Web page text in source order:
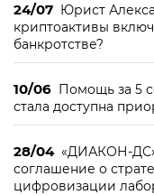
24/07 Юрист
криптоактивы
банкротстве?
10/06 Помощь за 5
стала доступна
28/04 «ДИАКОН-
соглашение о
цифровизации